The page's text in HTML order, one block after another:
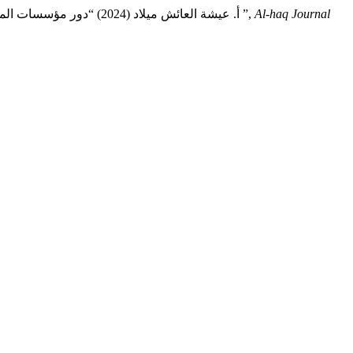
أ. خديجة إسماعيل عمار and أ. عيشة العائش ميلاد (2024) “دور مؤسسات المجتمع المدني في مكافحة ظاهرة الفساد دراسة ميدانية على عينة من مؤسسات المجتمع المدني بمدينة بني وليد ”, Al-haq Journal